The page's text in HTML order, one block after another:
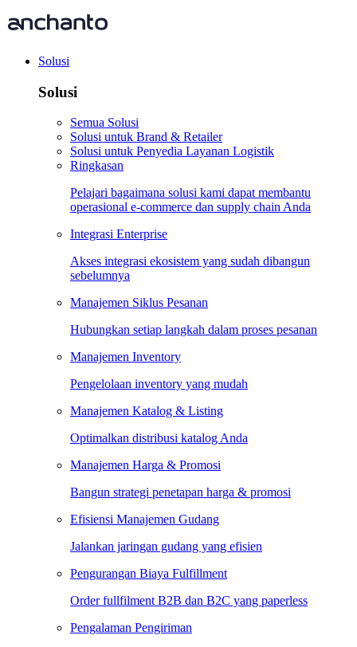
Solusi
Solusi
Semua Solusi
Solusi untuk Brand & Retailer
Solusi untuk Penyedia Layanan Logistik
Ringkasan
Pelajari bagaimana solusi kami dapat membantu
operasional e-commerce dan supply chain Anda
Integrasi Enterprise
Akses integrasi ekosistem yang sudah dibangun
sebelumnya
Manajemen Siklus Pesanan
Hubungkan setiap langkah dalam proses pesanan
Manajemen Inventory
Pengelolaan inventory yang mudah
Manajemen Katalog & Listing
Optimalkan distribusi katalog Anda
Manajemen Harga & Promosi
Bangun strategi penetapan harga & promosi
Efisiensi Manajemen Gudang
Jalankan jaringan gudang yang efisien
Pengurangan Biaya Fulfillment
Order fullfilment B2B dan B2C yang paperless
Pengalaman Pengiriman